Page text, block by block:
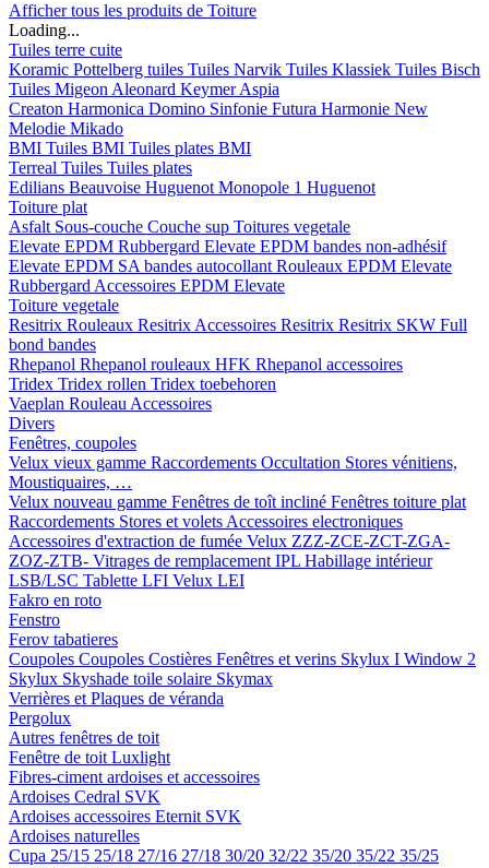
Afficher tous les produits de Toiture
Loading...
Tuiles terre cuite
Koramic Pottelberg tuiles Tuiles Narvik Tuiles Klassiek Tuiles Bisch
Tuiles Migeon Aleonard KeymerAspia
Creaton Harmonica Domino Sinfonie Futura Harmonie New
Melodie Mikado
BMI Tuiles BMI Tuiles plates BMI
Terreal Tuiles Tuiles plates
Edilians Beauvoise Huguenot Monopole 1 Huguenot
Toiture plat
Asfalt Sous-couche Couche sup Toitures vegetale
Elevate EPDM Rubbergard Elevate EPDM bandes non-adhésif
Elevate EPDM SA bandes autocollant Rouleaux EPDM Elevate
Rubbergard Accessoires EPDM Elevate
Toiture vegetale
Resitrix Rouleaux Resitrix Accessoires Resitrix Resitrix SKW Full
bond bandes
Rhepanol Rhepanol rouleaux HFK Rhepanol accessoires
Tridex Tridex rollen Tridex toebehoren
Vaeplan Rouleau Accessoires
Divers
Fenêtres, coupoles
Velux vieux gamme Raccordements Occultation Stores vénitiens,
Moustiquaires, …
Velux nouveau gamme Fenêtres de toît incliné Fenêtres toiture plat
Raccordements Stores et volets Accessoires electroniques
Accessoires d'extraction de fumée Velux ZZZ-ZCE-ZCT-ZGA-
ZOZ-ZTB- Vitrages de remplacement IPL Habillage intérieur
LSB/LSC Tablette LFI Velux LEI
Fakro en roto
Fenstro
Ferov tabatieres
Coupoles Coupoles Costières Fenêtres et verins Skylux I Window 2
Skylux Skyshade toile solaire Skymax
Verrières et Plaques de véranda
Pergolux
Autres fenêtres de toit
Fenêtre de toit Luxlight
Fibres-ciment ardoises et accessoires
Ardoises Cedral SVK
Ardoises accessoires Eternit SVK
Ardoises naturelles
Cupa 25/15 25/18 27/16 27/18 30/20 32/22 35/20 35/22 35/25